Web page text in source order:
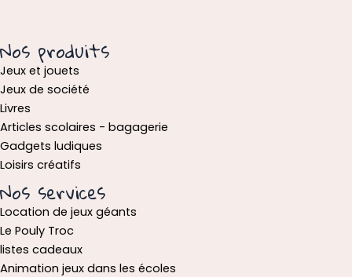
Nos produits
Jeux et jouets
Jeux de société
Livres
Articles scolaires - bagagerie
Gadgets ludiques
Loisirs créatifs
Nos services
Location de jeux géants
Le Pouly Troc
listes cadeaux
Animation jeux dans les écoles